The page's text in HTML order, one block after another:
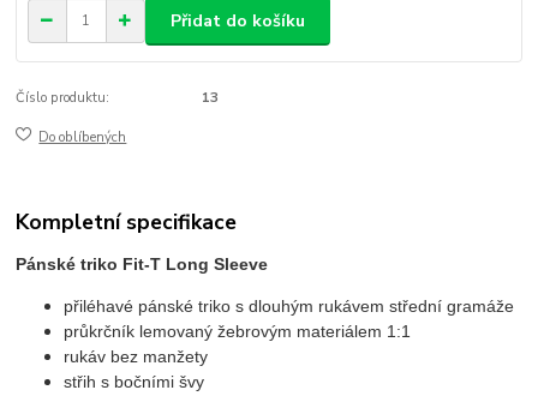
Přidat do košíku
Číslo produktu: 13
Do oblíbených
Kompletní specifikace
Pánské triko Fit-T Long Sleeve
přiléhavé pánské triko s dlouhým rukávem střední gramáže
průkrčník lemovaný žebrovým materiálem 1:1
rukáv bez manžety
střih s bočními švy